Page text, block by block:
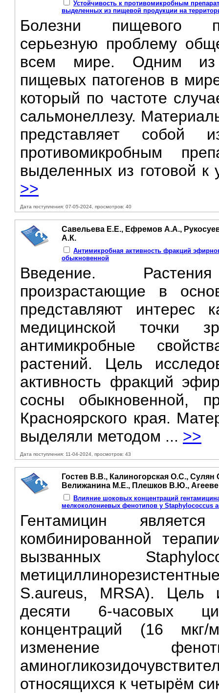
Устойчивость к противомикробным
выделенных из пищевой продукции на
Болезни пищевого
серьезную проблему
всем мире. Одним из
пищевых патогенов в
который по частоте
сальмонеллезу.
представляет собой
противомикробным
выделенных из готовой
>>
Дата поступления: 07-05-2024, просмотров: 40
Савельева Е.Е., Ефремов А.А.,
А.К.
Антимикробная активность фракций
обыкновенной
Введение.
произрастающие в
представляют интерес
медицинской точки
антимикробные
растений. Цель
активность фракций
сосны обыкновенной,
Красноярского края.
выделяли методом ... >>
Дата поступления: 11-04-2024, просмотров: 43
Гостев В.В., Калиногорская О.С.,
Велижанина М.Е., Плешков В.Ю.,
Влияние шоковых концентраций
мелкоколониевых фенотипов у Staphylococcus
Гентамицин
комбинированной
вызванных
S.aureus, MRSA). Цель
десяти 6-часовых
концентраций (16
изменение
относящихся к четырём